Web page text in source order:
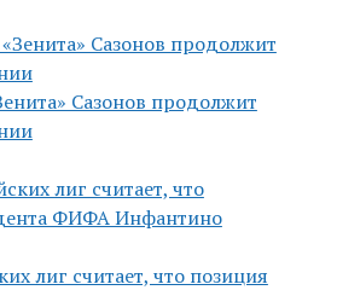
Сазонов продолжит
лиг считает, что позиция